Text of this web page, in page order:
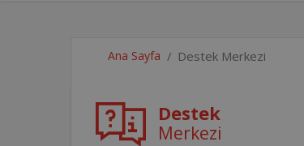
Ana Sayfa Destek Merkezi
Destek
Merkezi